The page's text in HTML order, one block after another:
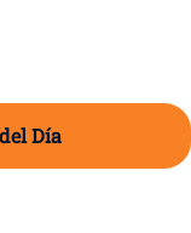
Día